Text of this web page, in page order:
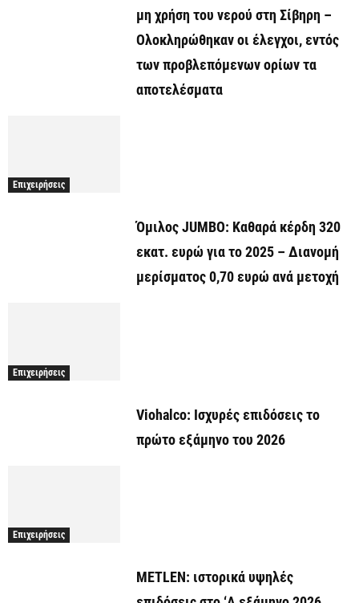
μη χρήση του νερού στη Σίβηρη –
Ολοκληρώθηκαν οι έλεγχοι, εντός
των προβλεπόμενων ορίων τα
αποτελέσματα
Επιχειρήσεις
Όμιλος JUMBO: Καθαρά κέρδη 320
εκατ. ευρώ για το 2025 – Διανομή
μερίσματος 0,70 ευρώ ανά μετοχή
Επιχειρήσεις
Viohalco: Ισχυρές επιδόσεις το
πρώτο εξάμηνο του 2026
Επιχειρήσεις
METLEN: ιστορικά υψηλές